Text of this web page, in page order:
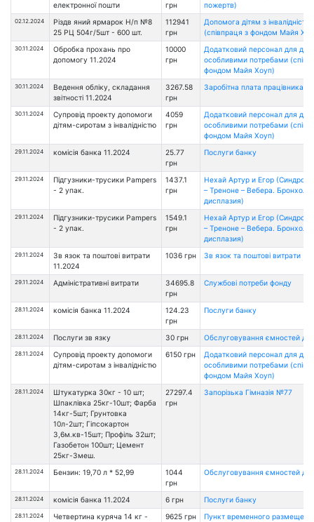
електронної пошти
грн
пожертв)
02.12.2024
Різдв яний ярмарок Н/п №8
25 РЦ 504г/5шт - 600 шт.
112941
грн
Допомога дітям з інвалідністю
(співпраця з фондом Майя
30.11.2024
Обробка прохань про
допомогу 11.2024
10000
грн
Додатковий персонал для
особливими потребами
фондом Майя Хоуп)
30.11.2024
Ведення обліку, складання
звітності 11.2024
3267.58
грн
Заробітна плата працівникам
30.11.2024
Супровід проекту допомоги
дітям-сиротам з інвалідністю
4059
грн
Додатковий персонал для
особливими потребами
фондом Майя Хоуп)
29.11.2024 комісія банка 11.2024
25.77
грн
Послуги банку
29.11.2024
Підгузники-трусики Pampers
- 2 упак.
1437.1
грн
Нехай Артур и Егор (Синдром
– Треноне – Вебера.
дисплазия)
29.11.2024
Підгузники-трусики Pampers
- 2 упак.
1549.1
грн
Нехай Артур и Егор (Синдром
– Треноне – Вебера.
дисплазия)
29.11.2024
Зв язок та поштові витрати
11.2024
1036 грн Зв язок та поштові витрати
29.11.2024 Адміністративні витрати
34695.8
грн
Службові потреби фонду
28.11.2024 комісія банка 11.2024
124.23
грн
Послуги банку
28.11.2024 Послуги зв язку 30 грн Обслуговування ємностей
28.11.2024
Супровід проекту допомоги
дітям-сиротам з інвалідністю
6150 грн
Додатковий персонал для
особливими потребами
фондом Майя Хоуп)
28.11.2024
Штукатурка 30кг - 10 шт;
Шпаклівка 25кг-10шт; Фарба
14кг-5шт; Грунтовка
10л-2шт; Гіпсокартон
3,6м.кв-15шт; Профіль 32шт;
Газобетон 100шт; Цемент
25кг-3меш.
27297.4
грн
Запорізька Гімназія №77
28.11.2024 Бензин: 19,70 л * 52,99
1044
грн
Обслуговування ємностей
28.11.2024 комісія банка 11.2024 6 грн Послуги банку
28.11.2024
Четвертина куряча 14 кг -
9625 грн
Пункт временного